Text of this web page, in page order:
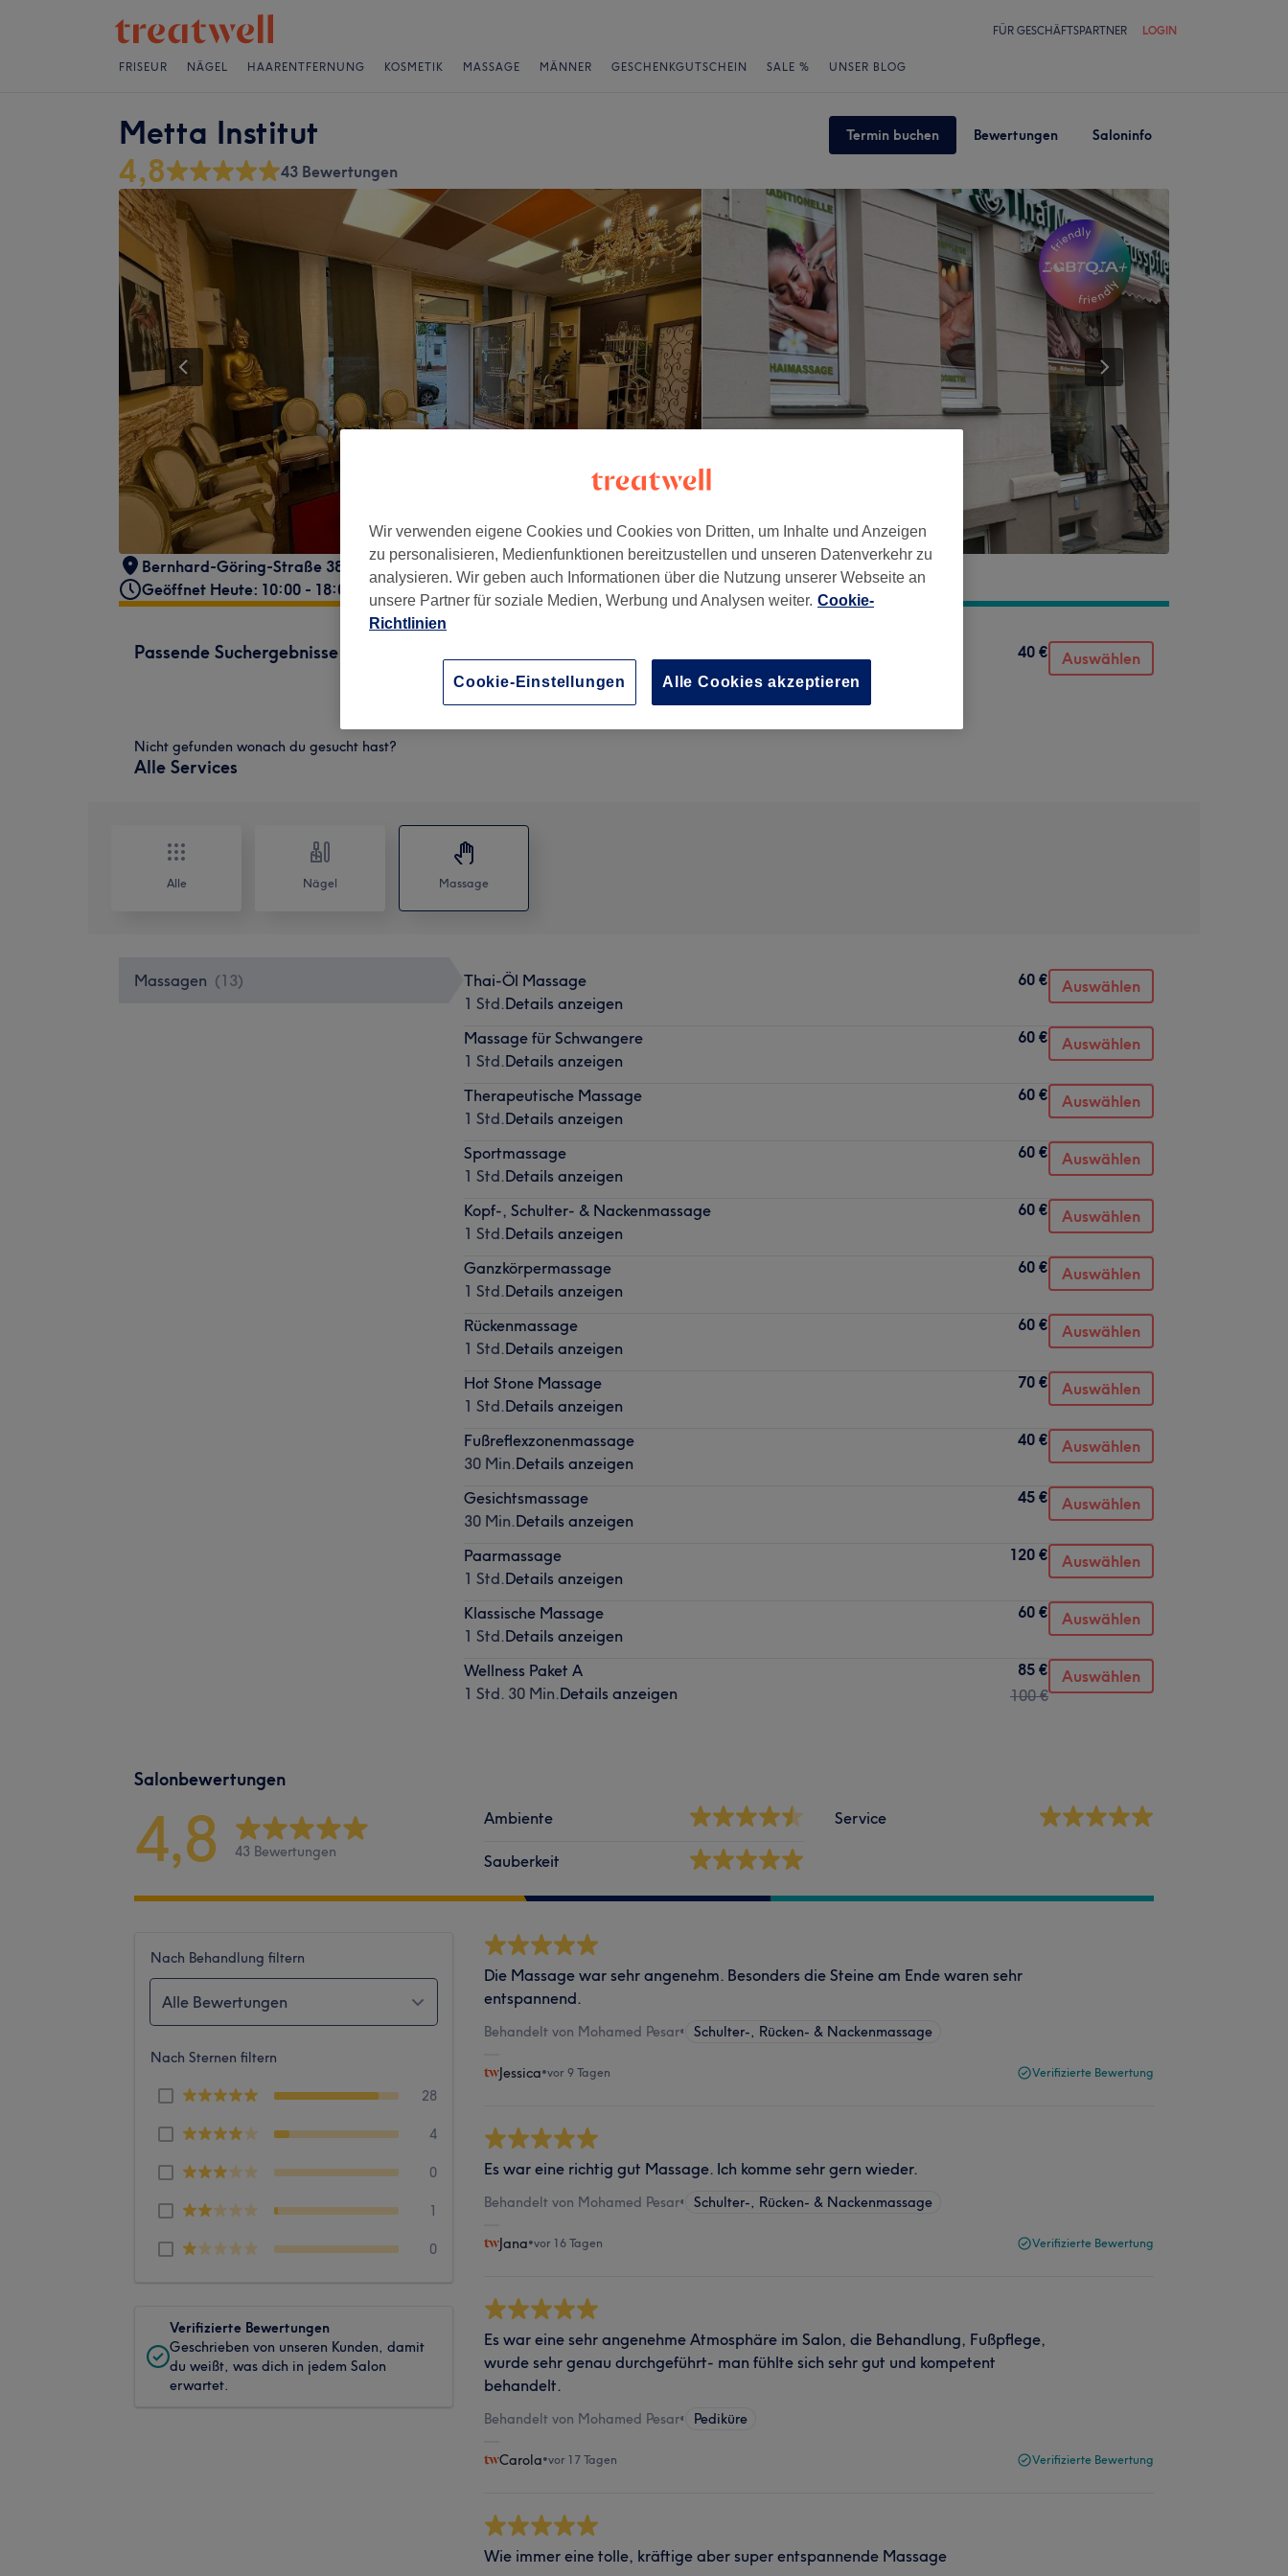
FÜR GESCHÄFTSPARTNER LOGIN
FRISEUR NÄGEL HAARENTFERNUNG KOSMETIK MASSAGE MÄNNER GESCHENKGUTSCHEIN SALE % UNSER BLOG
Metta Institut Termin buchen Bewertungen Saloninfo
4,8 43 Bewertungen
Bernhard-Göring-Straße 38 Zentrum-Süd, Leipzig, 04107
Geöffnet Heute: 10:00 - 18:00
Passende Suchergebnisse
30 Min.Details anzeigen
40 € Auswählen
Nicht gefunden wonach du gesucht hast?
Alle Services
Alle Nägel Massage
Massagen (13)
Thai-Öl Massage
1 Std.Details anzeigen
60 € Auswählen
Massage für Schwangere
1 Std.Details anzeigen
60 € Auswählen
Therapeutische Massage
1 Std.Details anzeigen
60 € Auswählen
Sportmassage
1 Std.Details anzeigen
60 € Auswählen
Kopf-, Schulter- & Nackenmassage
1 Std.Details anzeigen
60 € Auswählen
Ganzkörpermassage
1 Std.Details anzeigen
60 € Auswählen
Rückenmassage
1 Std.Details anzeigen
60 € Auswählen
Hot Stone Massage
1 Std.Details anzeigen
70 € Auswählen
Fußreflexzonenmassage
30 Min.Details anzeigen
40 € Auswählen
Gesichtsmassage
30 Min.Details anzeigen
45 € Auswählen
Paarmassage
1 Std.Details anzeigen
120 € Auswählen
Klassische Massage
1 Std.Details anzeigen
60 € Auswählen
Wellness Paket A
1 Std. 30 Min.Details anzeigen
85 €
100 €
Auswählen
Salonbewertungen
4,8 43 Bewertungen
Ambiente
Sauberkeit
Service
Nach Behandlung filtern
Alle Bewertungen
Nach Sternen filtern
28
4
0
1
0
Verifizierte Bewertungen
Geschrieben von unseren Kunden, damit
du weißt, was dich in jedem Salon
erwartet.
Die Massage war sehr angenehm. Besonders die Steine am Ende waren sehr
entspannend.
Behandelt von Mohamed Pesar• Schulter-, Rücken- & Nackenmassage
Jessica•vor 9 Tagen Verifizierte Bewertung
Es war eine richtig gut Massage. Ich komme sehr gern wieder.
Behandelt von Mohamed Pesar• Schulter-, Rücken- & Nackenmassage
Jana•vor 16 Tagen Verifizierte Bewertung
Es war eine sehr angenehme Atmosphäre im Salon, die Behandlung, Fußpflege,
wurde sehr genau durchgeführt- man fühlte sich sehr gut und kompetent
behandelt.
Behandelt von Mohamed Pesar• Pediküre
Carola•vor 17 Tagen Verifizierte Bewertung
Wie immer eine tolle, kräftige aber super entspannende Massage
Wir verwenden eigene Cookies und Cookies von Dritten, um Inhalte und Anzeigen
zu personalisieren, Medienfunktionen bereitzustellen und unseren Datenverkehr zu
analysieren. Wir geben auch Informationen über die Nutzung unserer Webseite an
unsere Partner für soziale Medien, Werbung und Analysen weiter. Cookie-
Richtlinien
Cookie-Einstellungen Alle Cookies akzeptieren